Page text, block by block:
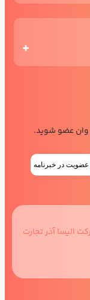
وان عضو شوید.
عضویت در خبرنامه
الیسا آذر تجارت